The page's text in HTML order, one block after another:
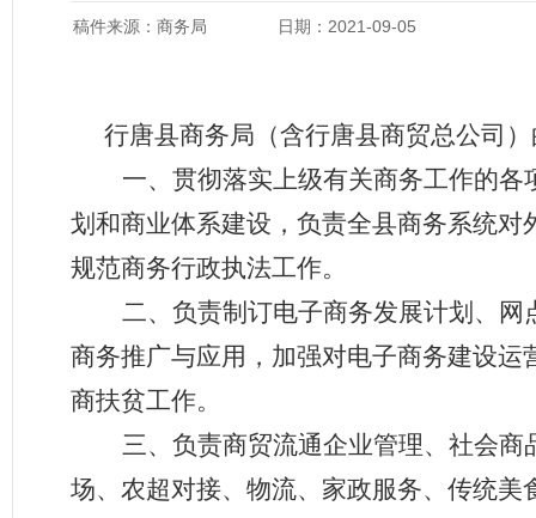
稿件来源：商务局 日期：2021-09-05
行唐县商务局（含行唐县商贸总公司
一、 贯彻落实上级有关商务工作的
划和商业体系建设，负责全县商务系统
规范商务行政执法工作。
二、 负责制订电子商务发展计划、
商务推广与应用，加强对电子商务建设
商扶贫工作。
三、 负责商贸流通企业管理、社会
场、农超对接、物流、家政服务、传统